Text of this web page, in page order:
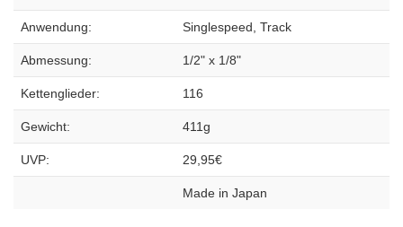
Anwendung: Singlespeed, Track
Abmessung: 1/2" x 1/8"
Kettenglieder: 116
Gewicht: 411g
UVP: 29,95€
Made in Japan